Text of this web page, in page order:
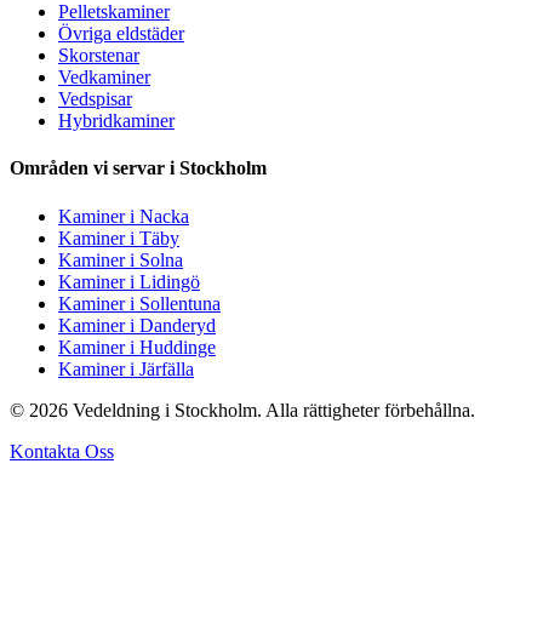
Pelletskaminer
Övriga eldstäder
Skorstenar
Vedkaminer
Vedspisar
Hybridkaminer
Områden vi servar i Stockholm
Kaminer i Nacka
Kaminer i Täby
Kaminer i Solna
Kaminer i Lidingö
Kaminer i Sollentuna
Kaminer i Danderyd
Kaminer i Huddinge
Kaminer i Järfälla
© 2026 Vedeldning i Stockholm. Alla rättigheter förbehållna.
Kontakta Oss